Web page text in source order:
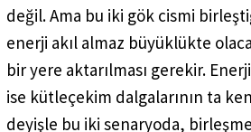
değil. Ama bu iki gök cismi
enerji akıl almaz büyüklükte
bir yere aktarılması gerekir.
ise kütleçekim dalgalarının ta
deyişle bu iki senaryoda,